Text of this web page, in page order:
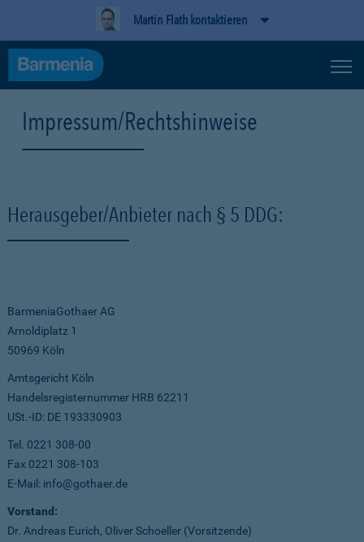
Martin Flath kontaktieren
Impressum/Rechtshinweise
Herausgeber/Anbieter nach § 5 DDG:
BarmeniaGothaer AG
Arnoldiplatz 1
50969 Köln
Amtsgericht Köln
Handelsregisternummer HRB 62211
USt.-ID: DE 193330903
Tel. 0221 308-00
Fax 0221 308-103
E-Mail: info@gothaer.de
Vorstand:
Dr. Andreas Eurich, Oliver Schoeller (Vorsitzende)